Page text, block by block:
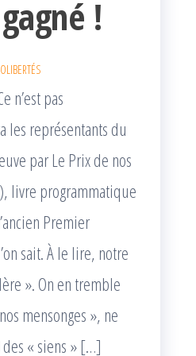
!
n’est pas
les représentants du
par Le Prix de nos
livre programmatique
Premier
sait. À le lire, notre
». On en tremble
mensonges », ne
des « siens » […]